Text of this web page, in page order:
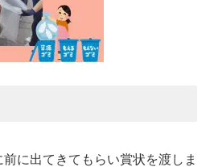
に出てきてもらい賞状を渡しま